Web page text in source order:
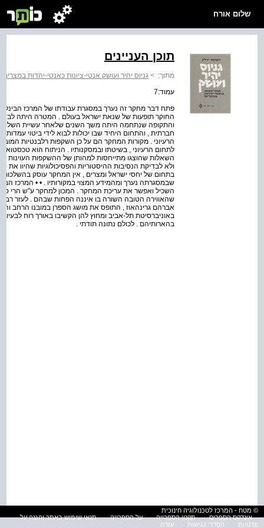
שלום אורח
תוכן העניינים
מתוך: > גניוס יהיר ועושק אנטי-ציונות כאנטי-יהדות במצרים
עמוד:7
פתח דבר מחקר זה נערך במסגרת עבודתו של המרכז
החוקר תופעות של שנאת ישראל בעולם . המטרה היתה לבדוק
והתקופה שנתחמה היתה משך השנים שלאחר עשיית השלום .
חברתית , והתחום היחיד שבו יכולות לבוא לידי ביטוי
הרעיוני . מקורות המחקר הם על כן השקפות רלבנטיות
לתחום הרעיוני , בשיטתו ובמסקנותיו . הניתוח הוא
השאלות שהוצגו מתייחסות למהותן של ההשקפות העוינות
ולא לבדיקת הנסיבות ההיסטוריות והפסיכולוגיות שהיוו את
בתחום של יחסי ישראל ומצרים , אין המחקר עוסק בהשלכות
שבמסגרתה נערך ומהמידע המצוי במקורותיו . • • המרכז
השכיל ואפשר את עריכת המחקר . המכון למחקר ע"ש הרי ס'
שהאווירה הטובה השורה בו איננה הפחות שבהם . לעזר רב
אברהם גרינהאוז , התופס את מושג הספרן במובנו הרחב
באוניברסיטת תל-אביב ומחוץ להן הקשיבו באורך רוח
בהארותיהם . לכולם נתונה תודתי .
© מטח - המרכז לטכנולוגיה חינוכית
אינדקס הספרים
תקנון הספרייה על הספרייה
תנאי שימוש באתר והגנה על
פרטיות
הסדרי נגישות עזרה